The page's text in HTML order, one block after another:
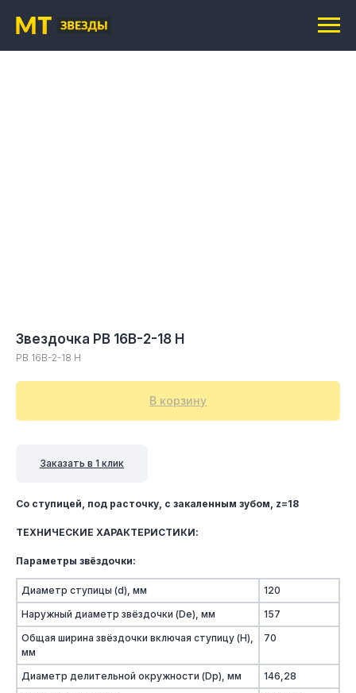
Звездочка PB 16B-2-18 H
PB 16B-2-18 H
В корзину
Заказать в 1 клик
Со ступицей, под расточку, c закаленным зубом, z=18
ТЕХНИЧЕСКИЕ ХАРАКТЕРИСТИКИ:
Параметры звёздочки:
Диаметр ступицы (d), мм
120
Наружный диаметр звёздочки (De), мм
157
Общая ширина звёздочки включая ступицу (H),
мм
70
Диаметр делительной окружности (Dp), мм
146,28